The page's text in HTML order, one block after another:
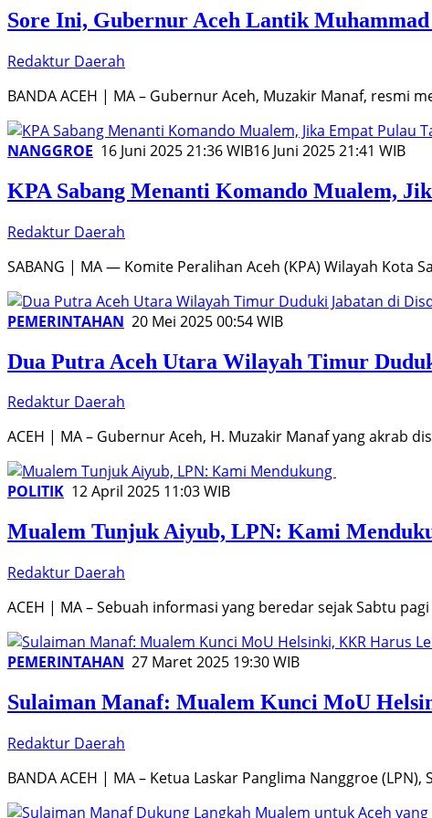
Sore Ini, Gubernur Aceh Lantik Muhammad
Redaktur Daerah
BANDA ACEH | MA – Gubernur Aceh, Muzakir Manaf, resmi
NANGGROE 16 Juni 2025 21:36 WIB16 Juni 2025 21:41 WIB
KPA Sabang Menanti Komando Mualem,
Redaktur Daerah
SABANG | MA — Komite Peralihan Aceh (KPA) Wilayah Kota
PEMERINTAHAN 20 Mei 2025 00:54 WIB
Dua Putra Aceh Utara Wilayah Timur
Redaktur Daerah
ACEH | MA – Gubernur Aceh, H. Muzakir Manaf yang akrab
POLITIK 12 April 2025 11:03 WIB
Mualem Tunjuk Aiyub, LPN: Kami
Redaktur Daerah
ACEH | MA – Sebuah informasi yang beredar sejak Sabtu
PEMERINTAHAN 27 Maret 2025 19:30 WIB
Sulaiman Manaf: Mualem Kunci MoU
Redaktur Daerah
BANDA ACEH | MA – Ketua Laskar Panglima Nanggroe